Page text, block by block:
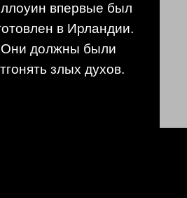
впервые был
в Ирландии.
Они должны были
злых духов.